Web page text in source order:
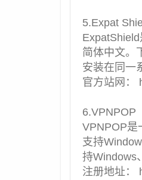
5.Expat
简体中文。
安装在同一
官方站网：
6.VPNPOP
VPNPOP是
支持
持Windows
注册地址：